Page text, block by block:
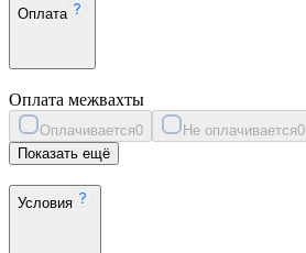
Оплата
Оплата межвахты
Оплачивается0 Не оплачивается0
Показать ещё
Условия